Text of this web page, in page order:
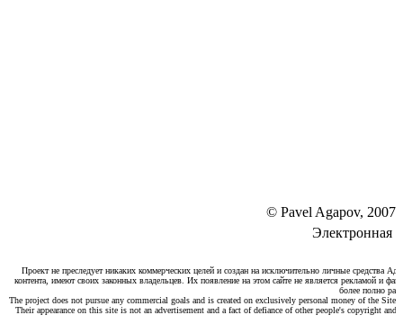
© Pavel Agapov,
Электронная
Проект не преследует никаких коммерческих целей и создан на исключительно личные средства
контента, имеют своих законных владельцев. Их появление на этом сайте не является рекламой и
более полно
The project does not pursue any commercial goals and is created on exclusively personal money of the
Their appearance on this site is not an advertisement and a fact of defiance of other people's copyright